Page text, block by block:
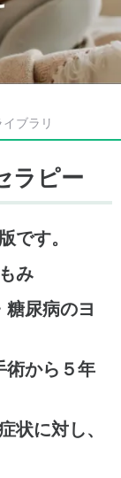
イブラリ
ラピー
です。
み
尿病のヨ
から５年
し、